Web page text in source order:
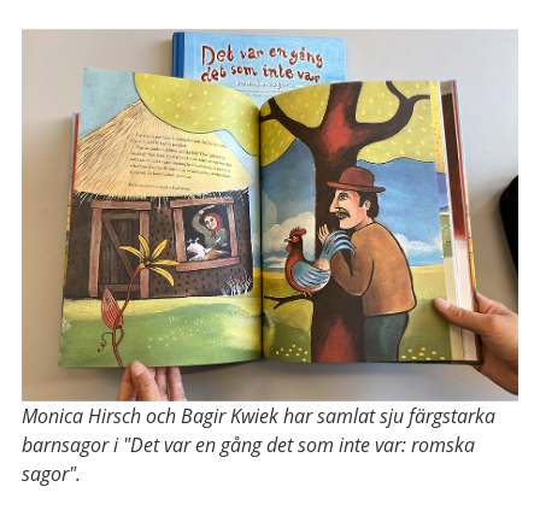
Monica Hirsch och Bagir Kwiek har samlat sju färgstarka
barnsagor i "Det var en gång det som inte var: romska
sagor".